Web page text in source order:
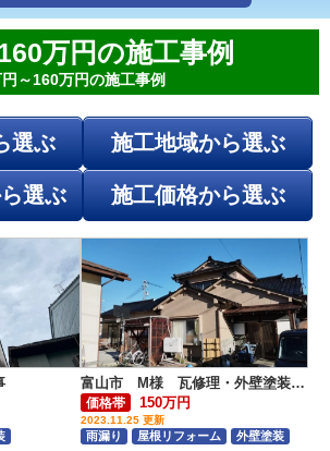
万円の施工事例
～160万円の施工事例
選ぶ 施工地域から選ぶ
選ぶ 施工価格から選ぶ
富山市 M様 瓦修理・外壁塗装工事
価格帯 150万円
2023.11.25 更新
雨漏り 屋根リフォーム 外壁塗装